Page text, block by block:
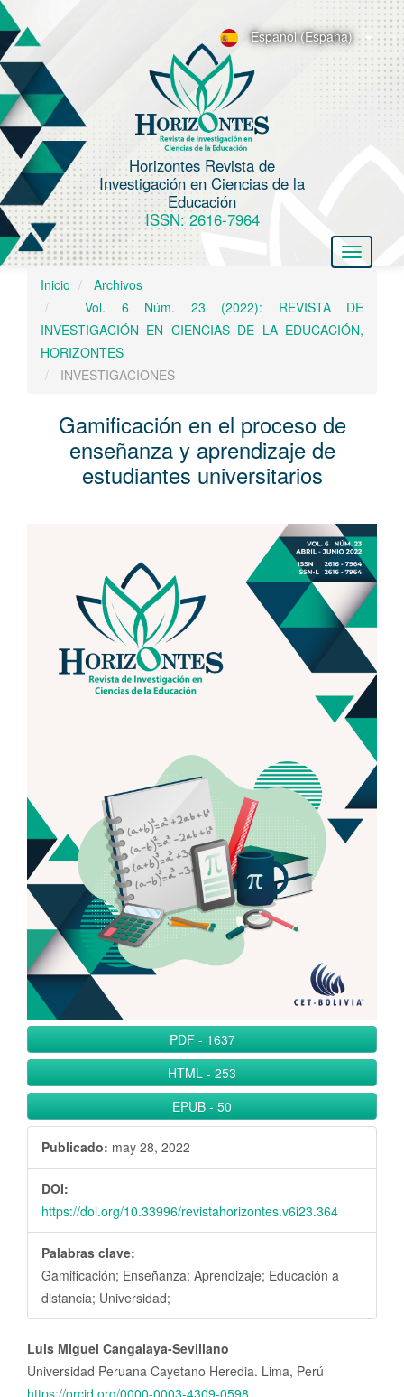
a
g
a
c
n
p
r
a
r
a
l
a
e
r
l
Español (España)
Horizontes Revista de
Investigación en Ciencias de la
Educación
ISSN: 2616-7964
Toggle
Inicio
Archivos
Vol. 6 Núm. 23 (2022): REVISTA DE
INVESTIGACIÓN EN CIENCIAS DE LA EDUCACIÓN,
HORIZONTES
INVESTIGACIONES
Gamificación en el proceso de
enseñanza y aprendizaje de
estudiantes universitarios
artículo
PDF - 1637
HTML - 253
EPUB - 50
Publicado: may 28, 2022
DOI:
https://doi.org/10.33996/revistahorizontes.v6i23.364
Palabras clave:
Gamificación; Enseñanza; Aprendizaje; Educación a
distancia; Universidad;
Contenido
principal
Luis Miguel Cangalaya-Sevillano
Universidad Peruana Cayetano Heredia. Lima, Perú